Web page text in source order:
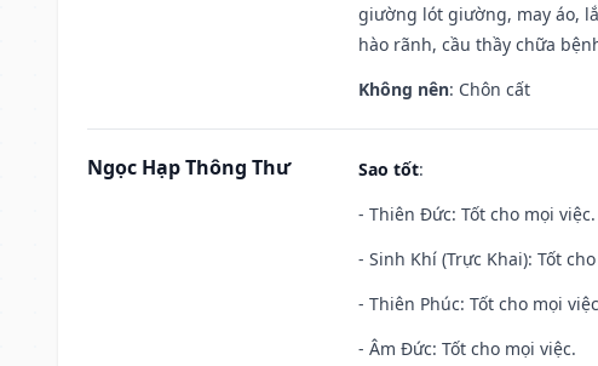
giường lót giường, may áo,
hào rãnh, cầu thầy chữa
Không nên: Chôn cất
Ngọc Hạp Thông Thư Sao tốt:
- Thiên Đức: Tốt cho mọi việc.
- Sinh Khí (Trực Khai): Tốt
- Thiên Phúc: Tốt cho mọi
- Âm Đức: Tốt cho mọi việc.